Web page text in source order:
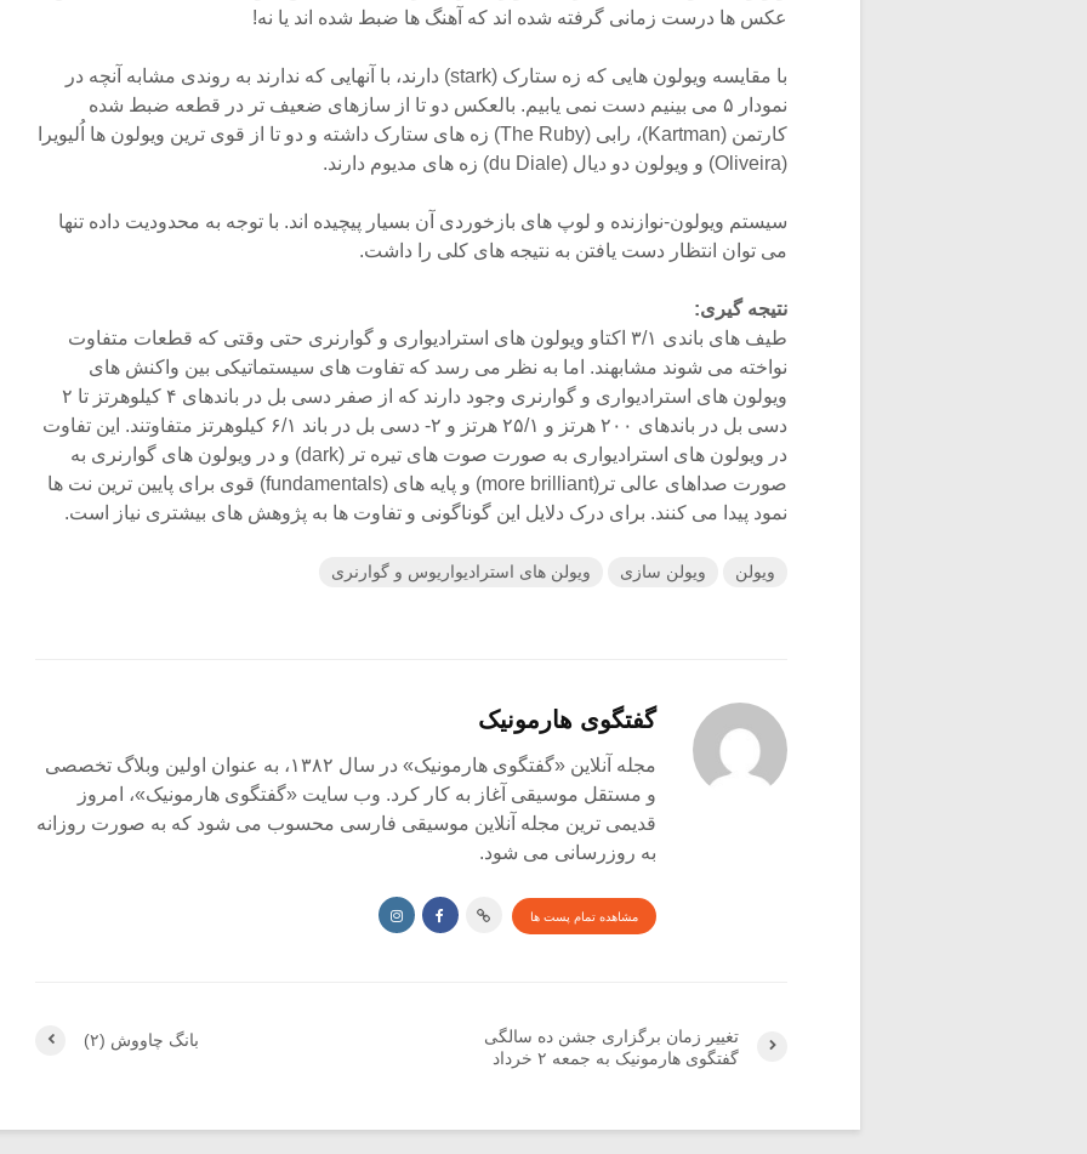
عکس ها درست زمانی گرفته شده اند که آهنگ ها ضبط شده اند یا نه!
با مقایسه ویولون هایی که زه ستارک (stark) دارند، با آنهایی که ندارند به روندی مشابه آنچه در
نمودار ۵ می بینیم دست نمی یابیم. بالعکس دو تا از سازهای ضعیف تر در قطعه ضبط شده
کارتمن (Kartman)، رابی (The Ruby) زه های ستارک داشته و دو تا از قوی ترین ویولون ها اُلیویرا
(Oliveira) و ویولون دو دیال (du Diale) زه های مدیوم دارند.
سیستم ویولون-نوازنده و لوپ های بازخوردی آن بسیار پیچیده اند. با توجه به محدودیت داده تنها
می توان انتظار دست یافتن به نتیجه های کلی را داشت.
نتیجه گیری:
طیف های باندی ۳/۱ اکتاو ویولون های استرادیواری و گوارنری حتی وقتی که قطعات متفاوت
نواخته می شوند مشابهند. اما به نظر می رسد که تفاوت های سیستماتیکی بین واکنش های
ویولون های استرادیواری و گوارنری وجود دارند که از صفر دسی بل در باندهای ۴ کیلوهرتز تا ۲
دسی بل در باندهای ۲۰۰ هرتز و ۲۵/۱ هرتز و ۲- دسی بل در باند ۶/۱ کیلوهرتز متفاوتند. این تفاوت
در ویولون های استرادیواری به صورت صوت های تیره تر (dark) و در ویولون های گوارنری به
صورت صداهای عالی تر(more brilliant) و پایه های (fundamentals) قوی برای پایین ترین نت ها
نمود پیدا می کنند. برای درک دلایل این گوناگونی و تفاوت ها به پژوهش های بیشتری نیاز است.
ویولن ویولن سازی ویولن های استرادیواریوس و گوارنری
گفتگوی هارمونیک
مجله آنلاین «گفتگوی هارمونیک» در سال ۱۳۸۲، به عنوان اولین وبلاگ تخصصی
و مستقل موسیقی آغاز به کار کرد. وب سایت «گفتگوی هارمونیک»، امروز
قدیمی ترین مجله آنلاین موسیقی فارسی محسوب می شود که به صورت روزانه
به روزرسانی می شود.
مشاهده تمام پست ها
بانگ چاووش (۲)
تغییر زمان برگزاری جشن ده سالگی
گفتگوی هارمونیک به جمعه ۲ خرداد